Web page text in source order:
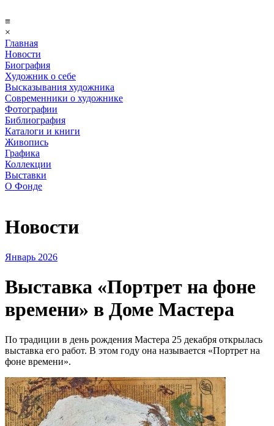
≡
×
Главная
Новости
Биография
Художник о себе
Выcказывания художника
Современники о художнике
Фотографии
Библиография
Каталоги и книги
Живопись
Графика
Коллекции
Выставки
О Фонде
Новости
Январь 2026
Выставка «Портрет на фоне
времени» в Доме Мастера
По традиции в день рождения Мастера 25 декабря открылась
выставка его работ. В этом году она называется «Портрет на
фоне времени».